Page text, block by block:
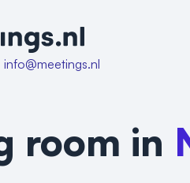
info@meetings.nl
room in